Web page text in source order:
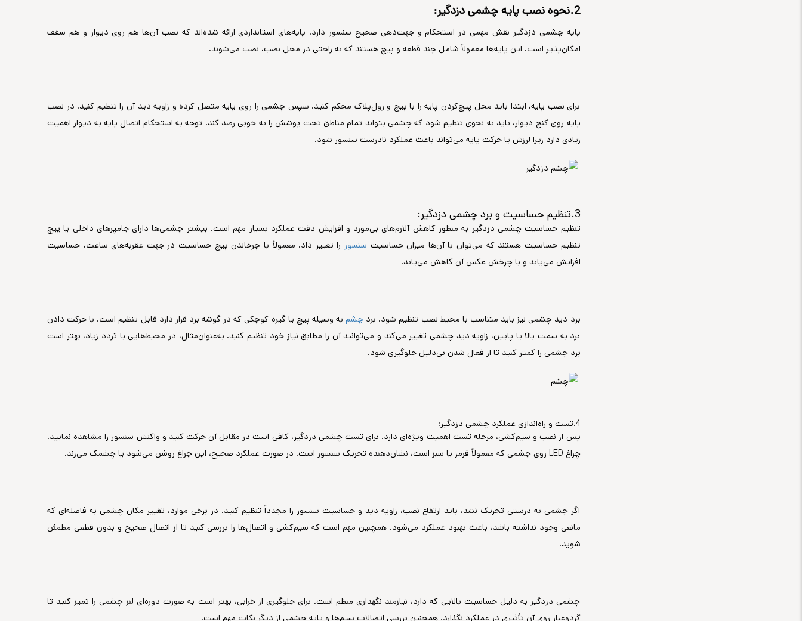
2.نحوه نصب پایه چشمی دزدگیر:
پایه چشمی دزدگیر نقش مهمی در استحکام و جهت‌دهی صحیح سنسور دارد. پایه‌های استانداردی ارائه شده‌اند که نصب آن‌ها هم روی دیوار و هم سقف
امکان‌پذیر است. این پایه‌ها معمولاً شامل چند قطعه و پیچ هستند که به راحتی در محل نصب، نصب می‌شوند.
برای نصب پایه، ابتدا باید محل پیچ‌کردن پایه را با پیچ و رول‌پلاک محکم کنید. سپس چشمی را روی پایه متصل کرده و زاویه دید آن را تنظیم کنید. در نصب
پایه روی کنج دیوار، باید به نحوی تنظیم شود که چشمی بتواند تمام مناطق تحت پوشش را به خوبی رصد کند. توجه به استحکام اتصال پایه به دیوار اهمیت
زیادی دارد زیرا لرزش یا حرکت پایه می‌تواند باعث عملکرد نادرست سنسور شود.
3.تنظیم حساسیت و برد چشمی دزدگیر:
تنظیم حساسیت چشمی دزدگیر به منظور کاهش آلارم‌های بی‌مورد و افزایش دقت عملکرد بسیار مهم است. بیشتر چشمی‌ها دارای جامپرهای داخلی یا پیچ
تنظیم حساسیت هستند که می‌توان با آن‌ها میزان حساسیت سنسور را تغییر داد. معمولاً با چرخاندن پیچ حساسیت در جهت عقربه‌های ساعت، حساسیت
افزایش می‌یابد و با چرخش عکس آن کاهش می‌یابد.
برد دید چشمی نیز باید متناسب با محیط نصب تنظیم شود. برد چشم به وسیله پیچ یا گیره کوچکی که در گوشه برد قرار دارد قابل تنظیم است. با حرکت دادن
برد به سمت بالا یا پایین، زاویه دید چشمی تغییر می‌کند و می‌توانید آن را مطابق نیاز خود تنظیم کنید. به‌عنوان‌مثال، در محیط‌هایی با تردد زیاد، بهتر است
برد چشمی را کمتر کنید تا از فعال شدن بی‌دلیل جلوگیری شود.
4.تست و راه‌اندازی عملکرد چشمی دزدگیر:
پس از نصب و سیم‌کشی، مرحله تست اهمیت ویژه‌ای دارد. برای تست چشمی دزدگیر، کافی است در مقابل آن حرکت کنید و واکنش سنسور را مشاهده نمایید.
چراغ LED روی چشمی که معمولاً قرمز یا سبز است، نشان‌دهنده تحریک سنسور است. در صورت عملکرد صحیح، این چراغ روشن می‌شود یا چشمک می‌زند.
اگر چشمی به درستی تحریک نشد، باید ارتفاع نصب، زاویه دید و حساسیت سنسور را مجدداً تنظیم کنید. در برخی موارد، تغییر مکان چشمی به فاصله‌ای که
مانعی وجود نداشته باشد، باعث بهبود عملکرد می‌شود. همچنین مهم است که سیم‌کشی و اتصال‌ها را بررسی کنید تا از اتصال صحیح و بدون قطعی مطمئن
شوید.
چشمی دزدگیر به دلیل حساسیت بالایی که دارد، نیازمند نگهداری منظم است. برای جلوگیری از خرابی، بهتر است به صورت دوره‌ای لنز چشمی را تمیز کنید تا
گردوغبار روی آن تأثیری در عملکرد نگذارد. همچنین بررسی اتصالات سیم‌ها و پایه چشمی از دیگر نکات مهم است.